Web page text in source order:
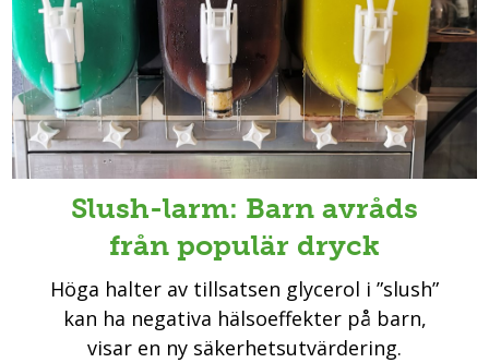
Slush-larm: Barn avråds
från populär dryck
Höga halter av tillsatsen glycerol i ”slush”
kan ha negativa hälsoeffekter på barn,
visar en ny säkerhetsutvärdering.